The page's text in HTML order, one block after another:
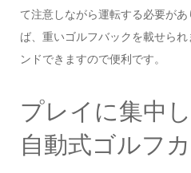
て注意しながら運転する必要が
ば、重いゴルフバックを載せら
ンドできますので便利です。
プレイに集中
自動式ゴルフ